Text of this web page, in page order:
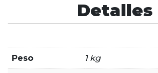
Detalles
Peso 1 kg